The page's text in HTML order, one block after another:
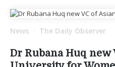
News The Daily Observer
Dr Rubana Huq new